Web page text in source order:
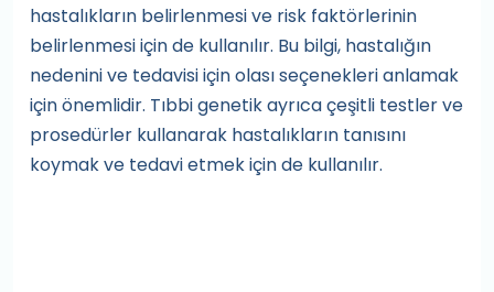
hastalıkların belirlenmesi ve risk faktörlerinin
belirlenmesi için de kullanılır. Bu bilgi, hastalığın
nedenini ve tedavisi için olası seçenekleri anlamak
için önemlidir. Tıbbi genetik ayrıca çeşitli testler ve
prosedürler kullanarak hastalıkların tanısını
koymak ve tedavi etmek için de kullanılır.